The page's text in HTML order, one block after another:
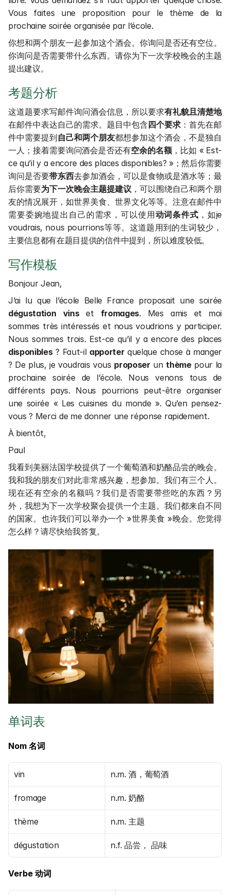
Vous faites une proposition pour le thème de la
prochaine soirée organisée par l’école.
你想和两个朋友一起参加这个酒会。你询问是否还有空位。
你询问是否需要带什么东西。请你为下一次学校晚会的主题
提出建议。
考题分析
这道题要求写邮件询问酒会信息，所以要求有礼貌且清楚地
在邮件中表达自己的需求。题目中包含四个要求 ：首先在邮
件中需要提到自己和两个朋友都想参加这个酒会，不是独自
一人；接着需要询问酒会是否还有空余的名额，比如 « Est-
ce qu’il y a encore des places disponibles? »；然后你需要
询问是否要带东西去参加酒会，可以是食物或是酒水等；最
后你需要为下一次晚会主题提建议 ，可以围绕自己和两个朋
友的情况展开，如世界美食、世界文化等等。注意在邮件中
需要委婉地提出自己的需求，可以使用动词条件式 ，如je
voudrais, nous pourrions等等。这道题用到的生词较少，
主要信息都有在题目提供的信件中提到，所以难度较低。
写作模板
Bonjour Jean,
dégustation
vins et fromages. Mes amis et moi
sommes très intéressés et nous voudrions y participer.
disponibles ? Faut-il apporter quelque chose à manger
? De plus, je voudrais vous proposer un thème pour la
prochaine soirée de l’école. Nous venons tous de
différents pays. Nous pourrions peut-être organiser
une soirée « Les cuisines du monde ». Qu’en pensez-
vous ? Merci de me donner une réponse rapidement.
À bientôt,
Paul
我看到美丽法国学校提供了一个葡萄酒和奶酪品尝的晚会。
我和我的朋友们对此非常感兴趣，想参加。我们有三个人。
现在还有空余的名额吗？我们是否需要带些吃的东西？另
外，我想为下一次学校聚会提供一个主题。我们都来自不同
的国家。也许我们可以举办一个 »世界美食 »晚会。您觉得
怎么样？请尽快给我答复。
单词表
Nom 名词
vin n.m. 酒，葡萄酒
fromage n.m. 奶酪
thème n.m. 主题
dégustation n.f. 品尝， 品味
Verbe 动词